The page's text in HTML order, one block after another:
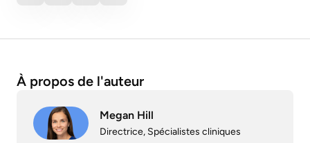
À propos de l'auteur
Megan Hill
Directrice, Spécialistes cliniques